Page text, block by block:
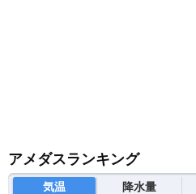
アメダスランキング
気温 降水量